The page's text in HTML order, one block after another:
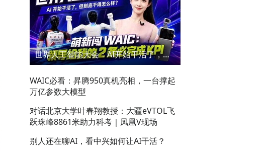
世界人工智能大会：AI开始干活了，但到底干的怎么样？萌新闯WAIC
WAIC必看：昇腾950真机亮相，一台撑起
万亿参数大模型
对话北京大学叶春翔教授：大疆eVTOL飞
跃珠峰8861米助力科考｜凤凰V现场
别人还在聊AI，看中兴如何让AI干活？